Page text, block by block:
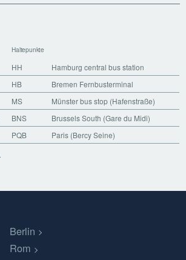
Haltepunkte
HH
Hamburg central bus station
HB
Bremen Fernbusterminal
MS
Münster bus stop (Hafenstraße)
BNS
Brussels South (Gare du Midi)
PQB Paris (Bercy Seine)
Berlin
Rom